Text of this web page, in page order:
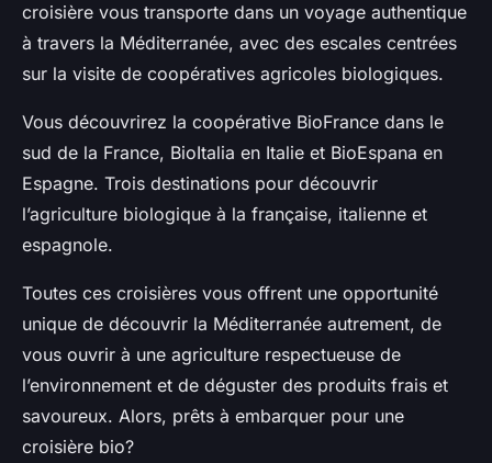
croisière vous transporte dans un voyage authentique
à travers la Méditerranée, avec des escales centrées
sur la visite de coopératives agricoles biologiques.
Vous découvrirez la coopérative BioFrance dans le
sud de la France, BioItalia en Italie et BioEspana en
Espagne. Trois destinations pour découvrir
l’agriculture biologique à la française, italienne et
espagnole.
Toutes ces croisières vous offrent une opportunité
unique de découvrir la Méditerranée autrement, de
vous ouvrir à une agriculture respectueuse de
l’environnement et de déguster des produits frais et
savoureux. Alors, prêts à embarquer pour une
croisière bio?